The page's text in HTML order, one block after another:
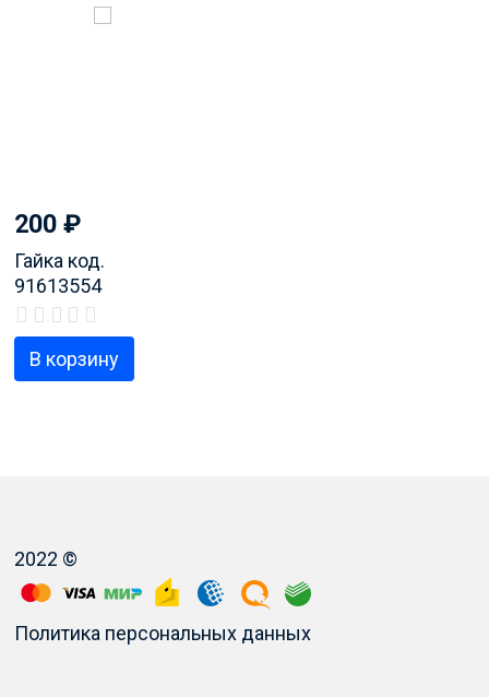
200 ₽
Гайка код.
91613554
В корзину
2022 ©
Политика персональных данных